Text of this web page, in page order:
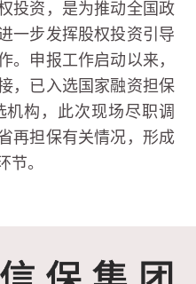
投资，是为推动全国政
一步发挥股权投资引导
。申报工作启动以来，
，已入选国家融资担保
构，此次现场尽职调
再担保有关情况，形成
。